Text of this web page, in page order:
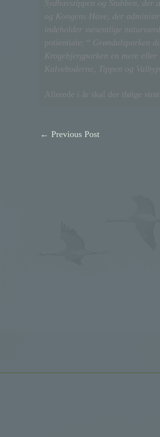
Sydhavstippen og Stubben,
og Kongens Have, der
indeholder væsentlige
potientiale: “ Grøndalsparken
Krogebjergparken en mere
Kalveboderne, Tippen og
Allerede i år skal der ifølge
← Previous Post